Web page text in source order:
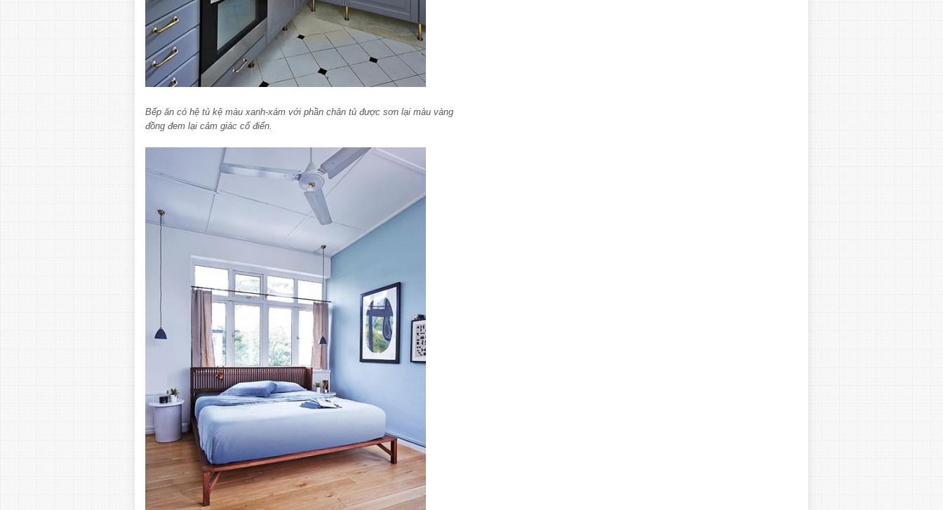
Bếp ăn có hệ tủ kệ màu xanh-xám với phần chân tủ được sơn lại màu vàng
đồng đem lại cảm giác cổ điển.